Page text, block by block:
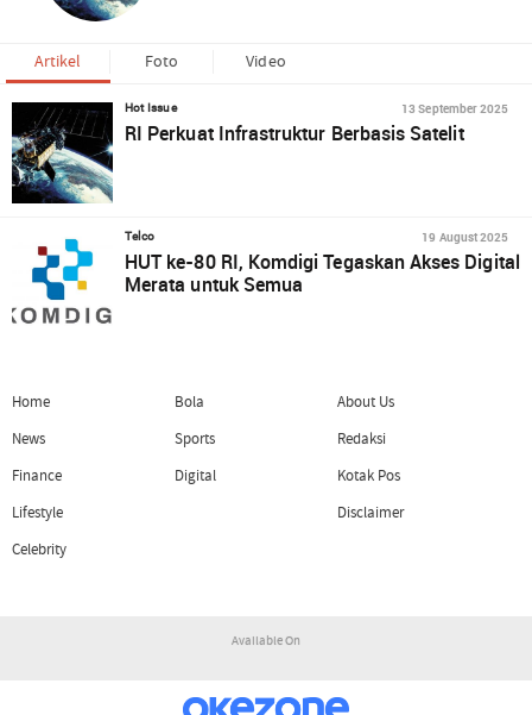
Artikel Foto Video
Hot Issue 13 September 2025
RI Perkuat Infrastruktur Berbasis Satelit
Telco 19 August 2025
HUT ke-80 RI, Komdigi Tegaskan Akses Digital
Merata untuk Semua
Home
News
Finance
Lifestyle
Celebrity
Bola
Sports
Digital
About Us
Redaksi
Kotak Pos
Disclaimer
Available On